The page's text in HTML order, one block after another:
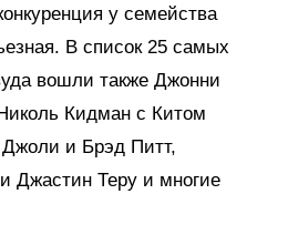
у семейства
В список 25 самых
вошли также Джонни
Кидман с Китом
и Брэд Питт,
Джастин Теру и многие